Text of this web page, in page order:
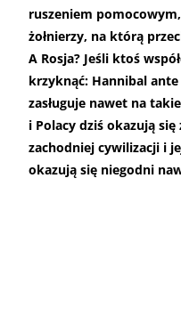
ruszeniem
żołnierzy, na którą
A Rosja? Jeśli ktoś
krzyknąć: Hannibal
zasługuje nawet na
i Polacy dziś okazują
zachodniej cywilizacji i
okazują się niegodni